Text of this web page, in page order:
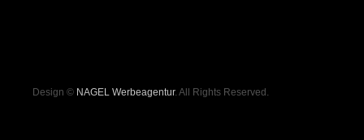
Design © NAGEL Werbeagentur. All Rights Reserved.